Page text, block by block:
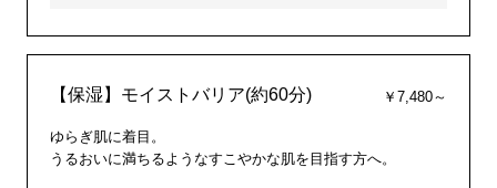
【保湿】モイストバリア(約60分) ￥7,480～
ゆらぎ肌に着目。
うるおいに満ちるようなすこやかな肌を目指す方へ。